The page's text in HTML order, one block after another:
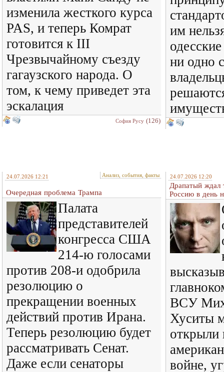
изменила жесткого курса
PAS, и теперь Комрат
готовится к III
Чрезвычайному съезду
гагаузского народа. О
том, к чему приведет эта
эскалация
София Русу (126)
им
ни одно
24.07.2026 12:21 Анализ, события, факты
Очередная проблема Трампа
Палата
представителей
конгресса США
214-ю голосами
против 208-и одобрила
резолюцию о
прекращении военных
действий против Ирана.
Теперь резолюцию будет
рассматривать Сенат.
Даже если сенаторы
24.07.2026 12:20
Драпатый ждал
Россию в день
ВСУ
Хуситы
открыли
войне,